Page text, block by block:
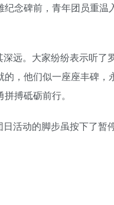
念碑前，青年团员重温
远。大家纷纷表示听了
，他们似一座座丰碑，
搏砥砺前行。
动的脚步虽按下了暂